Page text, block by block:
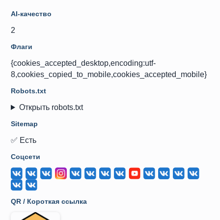
AI-качество
2
Флаги
{cookies_accepted_desktop,encoding:utf-
8,cookies_copied_to_mobile,cookies_accepted_mobile}
Robots.txt
Открыть robots.txt
Sitemap
✅ Есть
Соцсети
QR / Короткая ссылка